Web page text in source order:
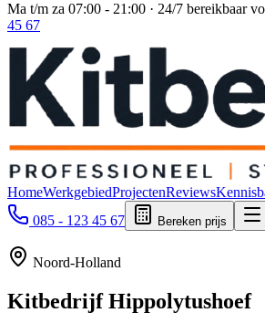
Ma t/m za 07:00 - 21:00 · 24/7 bereikbaar
45 67
HomeWerkgebiedProjectenReviews
085 - 123 45 67
Bereken prijs
Noord-Holland
KitbedrijfHippolytushoef